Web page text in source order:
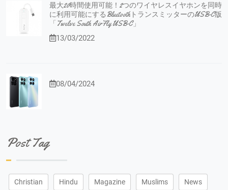
最大20時間使用可能！2つのワイヤレスイヤホンを同時
に利用可能にするBluetoothトランスミッターのUSB-C版
「Twelve South AirFly USB-C」
13/03/2022
08/04/2024
Post Tag
Christian Hindu Magazine Muslims News